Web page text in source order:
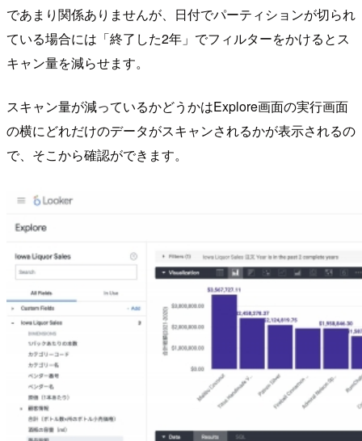
であまり関係ありませんが、日付でパーティションが切られ
ている場合には「終了した2年」でフィルターをかけるとス
キャン量を減らせます。
スキャン量が減っているかどうかはExplore画面の実行画面
の横にどれだけのデータがスキャンされるかが表示されるの
で、そこから確認ができます。